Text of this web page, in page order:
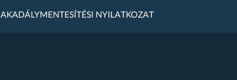
AKADÁLYMENTESÍTÉSI NYILATKOZAT